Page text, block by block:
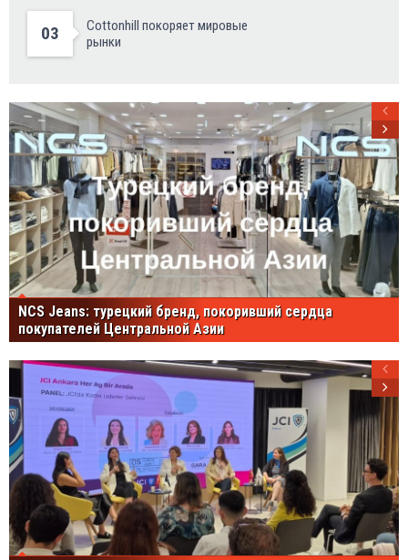
03
Cottonhill покоряет мировые
рынки
NCS Jeans: турецкий бренд, покоривший сердца
покупателей Центральной Азии